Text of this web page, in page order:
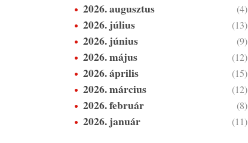
2026. augusztus (4)
2026. július (13)
2026. június (9)
2026. május (12)
2026. április (15)
2026. március (12)
2026. február (8)
2026. január (11)